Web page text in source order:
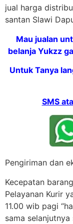
jual harga
santan Slawi
Mau jualan
belanja Yukzz
Untuk Tanya
SMS
Pengiriman dan
Kecepatan
Pelayanan Kurir
11.00 wib pagi
sama